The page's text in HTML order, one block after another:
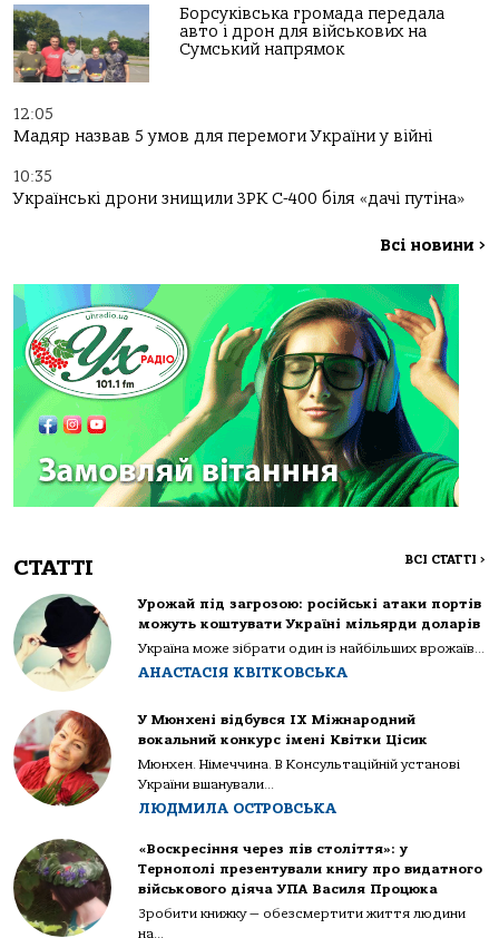
Борсуківська громада передала
авто і дрон для військових на
Сумський напрямок
12:05
Мадяр назвав 5 умов для перемоги України у війні
10:35
Українські дрони знищили ЗРК С-400 біля «дачі путіна»
Всі новини >
СТАТТІ ВСІ СТАТТІ >
Урожай під загрозою: російські атаки портів
можуть коштувати Україні мільярди доларів
Україна може зібрати один із найбільших врожаїв...
АНАСТАСІЯ КВІТКОВСЬКА
У Мюнхені відбувся IX Міжнародний
вокальний конкурс імені Квітки Цісик
Мюнхен. Німеччина. В Консультаційній установі
України вшанували...
ЛЮДМИЛА ОСТРОВСЬКА
«Воскресіння через пів століття»: у
Тернополі презентували книгу про видатного
військового діяча УПА Василя Процюка
Зробити книжку — обезсмертити життя людини
на...